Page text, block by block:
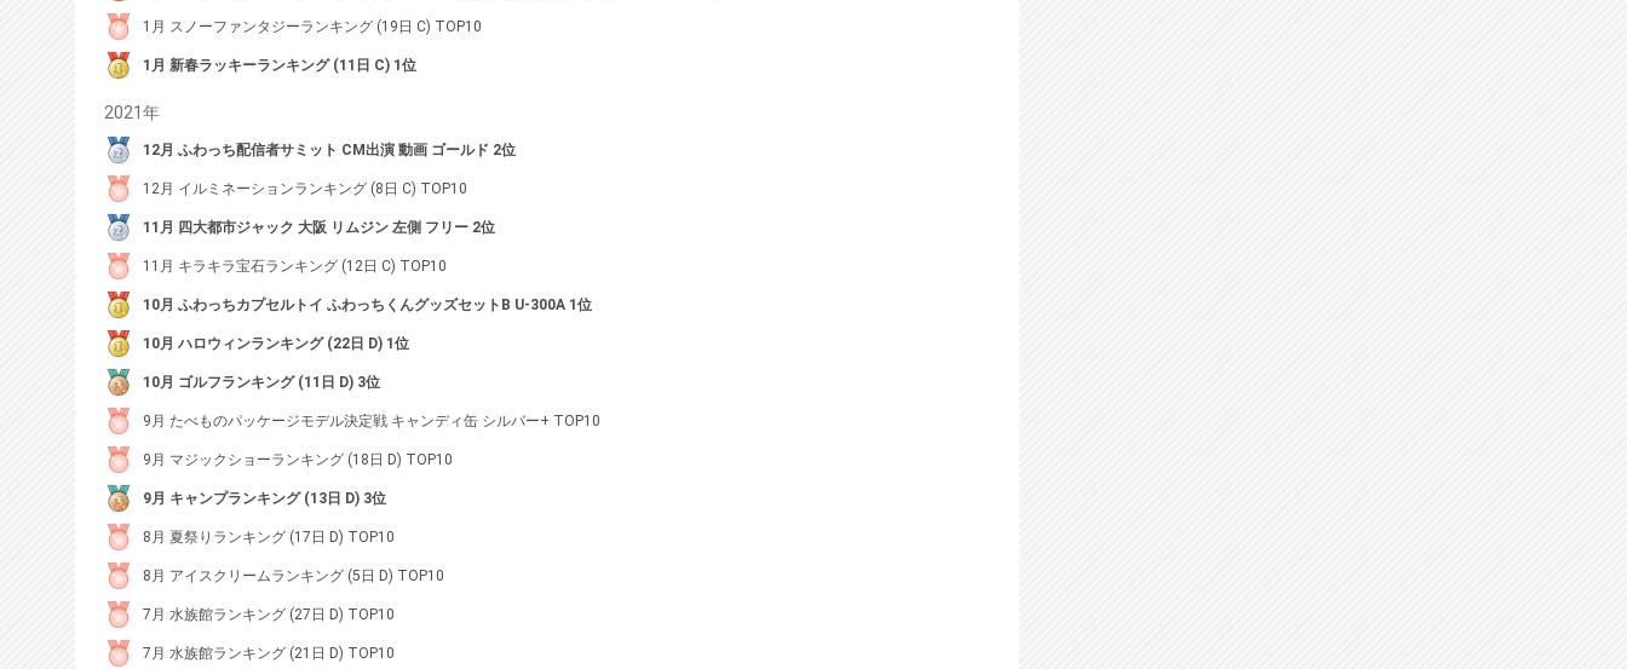
1月 スノーファンタジーランキング (19日 C) TOP10
1月 新春ラッキーランキング (11日 C) 1位
2021年
12月 ふわっち配信者サミット CM出演 動画 ゴールド 2位
12月 イルミネーションランキング (8日 C) TOP10
11月 四大都市ジャック 大阪 リムジン 左側 フリー 2位
11月 キラキラ宝石ランキング (12日 C) TOP10
10月 ふわっちカプセルトイ ふわっちくんグッズセットB U-300A 1位
10月 ハロウィンランキング (22日 D) 1位
10月 ゴルフランキング (11日 D) 3位
9月 たべものパッケージモデル決定戦 キャンディ缶 シルバー+ TOP10
9月 マジックショーランキング (18日 D) TOP10
9月 キャンプランキング (13日 D) 3位
8月 夏祭りランキング (17日 D) TOP10
8月 アイスクリームランキング (5日 D) TOP10
7月 水族館ランキング (27日 D) TOP10
7月 水族館ランキング (21日 D) TOP10